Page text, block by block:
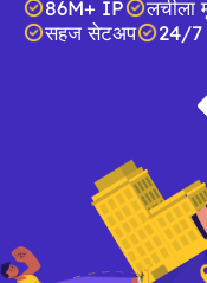
86M+ IP लचीला
सहज सेटअप
24/7